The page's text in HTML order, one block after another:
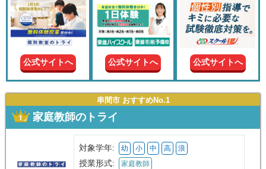
市区町村 選択されていません 変更
現在の
学年
授業形
式
この条件で絞り込む
公式サイトへ 公式サイトへ 公式サイトへ
串間市 おすすめNo.1
家庭教師のトライ
対象学年: 幼 小 中 高 浪
授業形式: 家庭教師